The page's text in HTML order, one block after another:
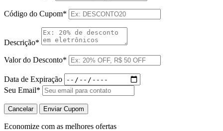
Código do Cupom*
Descrição*
Valor do Desconto*
Data de Expiração
Seu Email*
Cancelar Enviar Cupom
Economize com as melhores ofertas